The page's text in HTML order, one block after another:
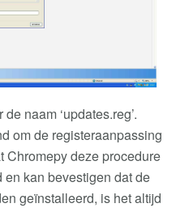
naam ‘updates.reg’.
om de registeraanpassing
Chromepy deze procedure
en kan bevestigen dat de
geïnstalleerd, is het altijd